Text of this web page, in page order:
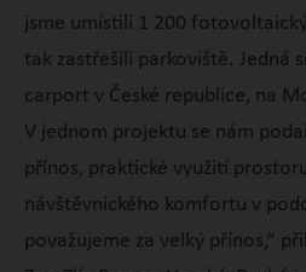
jsme umístili 1 200
tak zastřešili parkoviště. Jedná
carport v České republice, na
V jednom projektu se nám
přínos, praktické využití
návštěvnického komfortu v
považujeme za velký přínos,“